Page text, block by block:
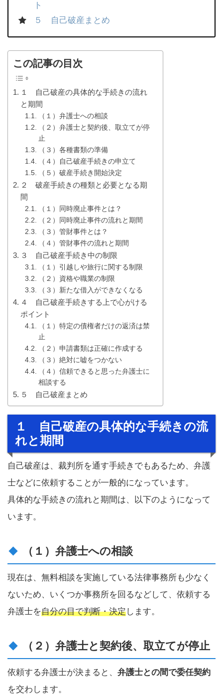
ト
５ 自己破産まとめ
この記事の目次
１ 自己破産の具体的な手続きの流れ
と期間
（１）弁護士への相談
（２）弁護士と契約後、取立てが停
止
（３）各種書類の準備
（４）自己破産手続きの申立て
（５）破産手続き開始決定
２ 破産手続きの種類と必要となる期
間
（１）同時廃止事件とは？
（２）同時廃止事件の流れと期間
（３）管財事件とは？
（４）管財事件の流れと期間
３ 自己破産手続き中の制限
（１）引越しや旅行に関する制限
（２）資格や職業の制限
（３）新たな借入ができなくなる
４ 自己破産手続きする上で心がける
ポイント
（１）特定の債権者だけの返済は禁
止
（２）申請書類は正確に作成する
（３）絶対に嘘をつかない
（４）信頼できると思った弁護士に
相談する
５ 自己破産まとめ
１ 自己破産の具体的な手続きの流
れと期間
自己破産は、裁判所を通す手続きでもあるため、弁護
士などに依頼することが一般的になっています。
具体的な手続きの流れと期間は、以下のようになって
います。
（１）弁護士への相談
現在は、無料相談を実施している法律事務所も少なく
ないため、いくつか事務所を回るなどして、依頼する
弁護士を自分の目で判断・決定します。
（２）弁護士と契約後、取立てが停止
依頼する弁護士が決まると、 弁護士との間で委任契約
を交わします。